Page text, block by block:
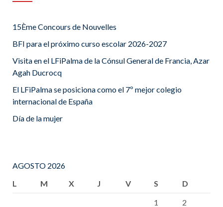
15Ème Concours de Nouvelles
BFI para el próximo curso escolar 2026-2027
Visita en el LFiPalma de la Cónsul General de Francia, Azar
Agah Ducrocq
El LFiPalma se posiciona como el 7º mejor colegio
internacional de España
Día de la mujer
AGOSTO 2026
L
M X J V S
D
1
2